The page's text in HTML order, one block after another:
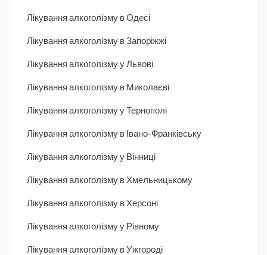
Лікування алкоголізму в Одесі
Лікування алкоголізму в Запоріжжі
Лікування алкоголізму у Львові
Лікування алкоголізму в Миколаєві
Лікування алкоголізму у Тернополі
Лікування алкоголізму в Івано-Франківську
Лікування алкоголізму у Вінниці
Лікування алкоголізму в Хмельницькому
Лікування алкоголізму в Херсоні
Лікування алкоголізму у Рівному
Лікування алкоголізму в Ужгороді